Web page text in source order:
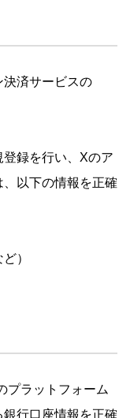
決済サービスの
録を行い、Xのア
以下の情報を正確
）
プラットフォーム
行口座情報を正確